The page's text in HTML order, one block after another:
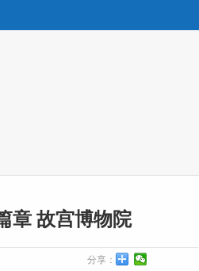
章 故宫博物院
分享：